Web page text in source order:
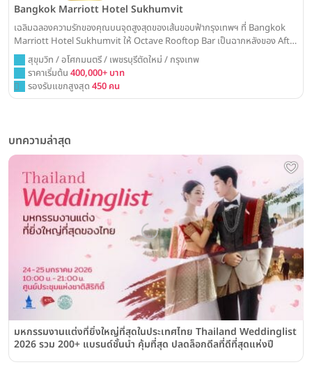
Bangkok Marriott Hotel Sukhumvit
เฉลิมฉลองความรักของคุณบนจุดสูงสุดของเส้นขอบฟ้ากรุงเทพฯ ที่ Bangkok
Marriott Hotel Sukhumvit ให้ Octave Rooftop Bar เป็นฉากหลังของ After
Party สุดชิค หรือเลือกจัดงานในห้องบอลรูมสุดหรู เพื่อค่ำคืนที่น่าตื่นตาตื่นใจและ
สมบูรณ์แบบ
สุขุมวิท / อโศกมนตรี / เพชรบุรีตัดใหม่ / กรุงเทพ
ราคาเริ่มต้น 400,000+ บาท
รองรับแขกสูงสุด 450 คน
บทความล่าสุด
มหกรรมงานแต่งที่ยิ่งใหญ่ที่สุดในประเทศไทย Thailand Weddinglist
2026 รวม 200+ แบรนด์ชั้นนำ คุ้มที่สุด ปลดล็อกดีลที่ดีที่สุดแห่งปี